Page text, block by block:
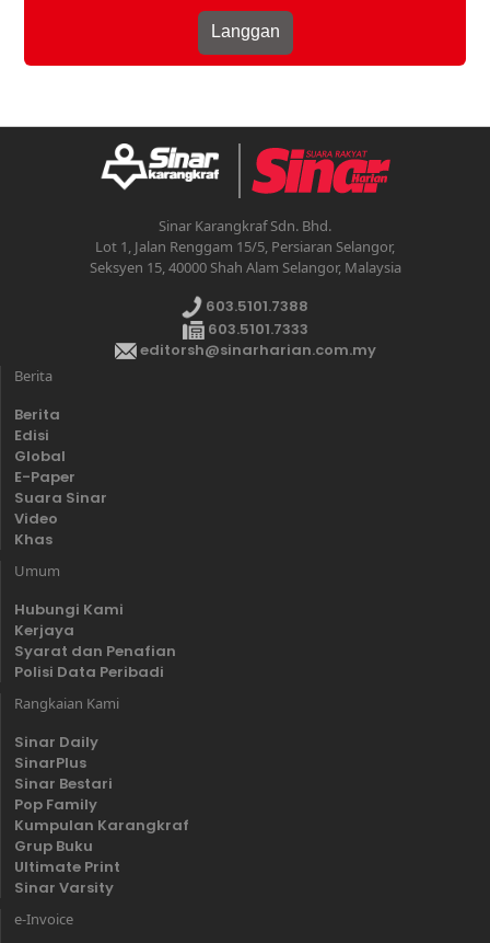
Sinar Karangkraf Sdn. Bhd.
Lot 1, Jalan Renggam 15/5, Persiaran Selangor,
Seksyen 15, 40000 Shah Alam Selangor, Malaysia
603.5101.7388
603.5101.7333
editorsh@sinarharian.com.my
Berita
Berita
Edisi
Global
E-Paper
Suara Sinar
Video
Khas
Umum
Hubungi Kami
Kerjaya
Syarat dan Penafian
Polisi Data Peribadi
Rangkaian Kami
Sinar Daily
SinarPlus
Sinar Bestari
Pop Family
Kumpulan Karangkraf
Grup Buku
Ultimate Print
Sinar Varsity
e-Invoice